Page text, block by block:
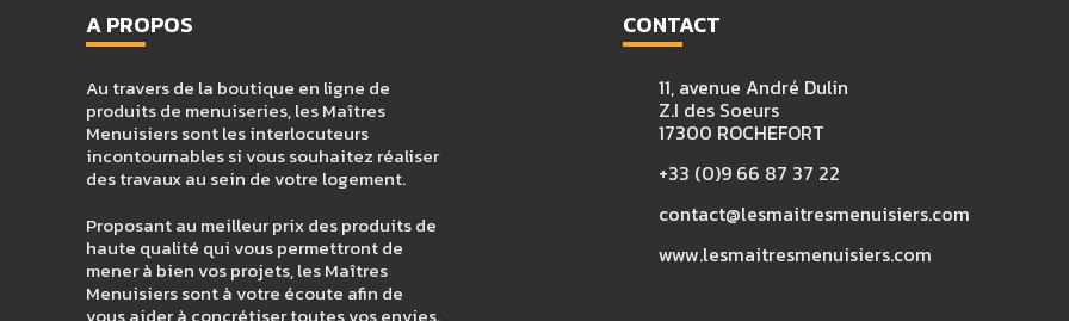
A PROPOS
Au travers de la boutique en ligne de
produits de menuiseries, les Maîtres
Menuisiers sont les interlocuteurs
incontournables si vous souhaitez réaliser
des travaux au sein de votre logement.
Proposant au meilleur prix des produits de
haute qualité qui vous permettront de
mener à bien vos projets, les Maîtres
Menuisiers sont à votre écoute afin de
CONTACT
11, avenue André Dulin
Z.I des Soeurs
17300 ROCHEFORT
+33 (0)9 66 87 37 22
contact@lesmaitresmenuisiers.com
www.lesmaitresmenuisiers.com